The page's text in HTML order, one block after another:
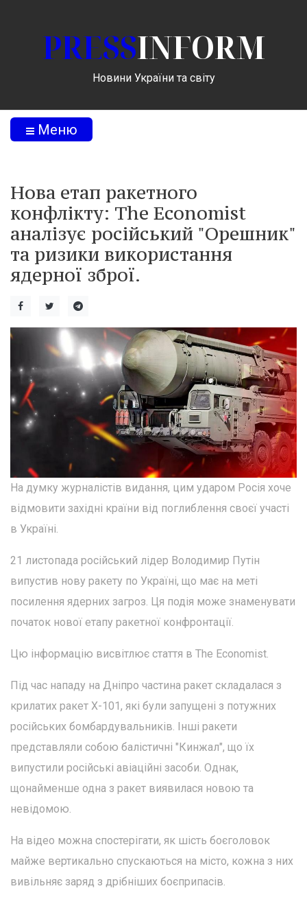
PRESSINFORM
Новини України та світу
Меню
Нова етап ракетного
конфлікту: The Economist
аналізує російський "Орешник"
та ризики використання
ядерної зброї.
На думку журналістів видання, цим ударом Росія хоче
відмовити західні країни від поглиблення своєї участі
в Україні.
21 листопада російський лідер Володимир Путін
випустив нову ракету по Україні, що має на меті
посилення ядерних загроз. Ця подія може знаменувати
початок нової етапу ракетної конфронтації.
Цю інформацію висвітлює стаття в The Economist.
Під час нападу на Дніпро частина ракет складалася з
крилатих ракет Х-101, які були запущені з потужних
російських бомбардувальників. Інші ракети
представляли собою балістичні "Кинжал", що їх
випустили російські авіаційні засоби. Однак,
щонайменше одна з ракет виявилася новою та
невідомою.
На відео можна спостерігати, як шість боєголовок
майже вертикально спускаються на місто, кожна з них
вивільняє заряд з дрібніших боєприпасів.